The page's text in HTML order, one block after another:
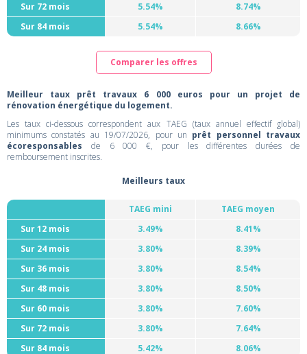
Sur 72 mois
5.54%
8.74%
Sur 84 mois
5.54% 8.66%
Comparer les offres
Meilleur taux prêt travaux 6 000 euros pour un projet de
rénovation énergétique du logement.
Les taux ci-dessous correspondent aux TAEG (taux annuel effectif global)
minimums constatés au 19/07/2026, pour un prêt personnel travaux
écoresponsables de 6 000 €, pour les différentes durées de
remboursement inscrites.
Meilleurs taux
TAEG mini
TAEG moyen
Sur 12 mois
3.49%
8.41%
Sur 24 mois
3.80%
8.39%
Sur 36 mois
3.80%
8.54%
Sur 48 mois
3.80%
8.50%
Sur 60 mois
3.80%
7.60%
Sur 72 mois
3.80%
7.64%
Sur 84 mois
5.42% 8.06%